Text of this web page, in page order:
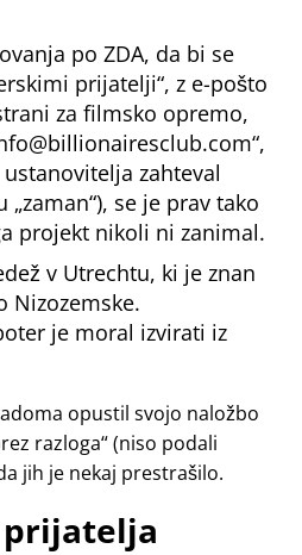
po ZDA, da bi se
prijatelji , z e-pošto
za filmsko opremo,
,
zahteval
zaman ), se je prav tako
projekt nikoli ni zanimal.
v Utrechtu, ki je znan
Nizozemske.
je moral izvirati iz
opustil svojo naložbo
razloga (niso podali
jih je nekaj prestrašilo.